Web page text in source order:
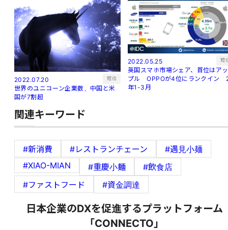
2022.07.20 短信
世界のユニコーン企業数、中国と米
国が7割超
2022.05.25 短
英国スマホ市場シェア、首位はアッ
プル OPPOが4位にランクイン
年1-3月
関連キーワード
#新消費 #レストランチェーン
#遇見小麺
#XIAO-MIAN
#重慶小麺
#飲食店
#ファストフード
#資金調達
日本企業のDXを促進するプラットフォーム
「CONNECTO」